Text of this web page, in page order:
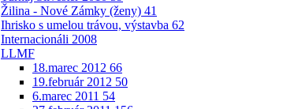
Žilina - Nové Zámky (ženy) 41
Ihrisko s umelou trávou, výstavba 62
Internacionáli 2008
LLMF
18.marec 2012 66
19.február 2012 50
6.marec 2011 54